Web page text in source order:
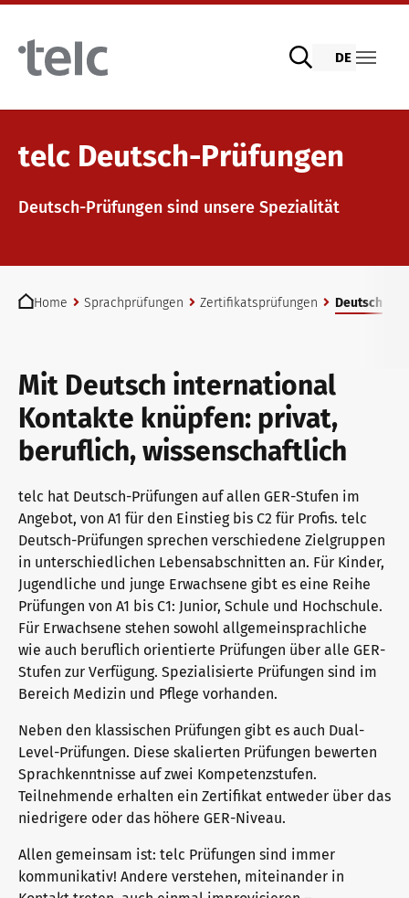
Skip to main content
Sprachprüfungen
telc Prüfungen digital mit DIGItelc 2.0
Zertifikatsprüfungen
telc Prüfungen in Bad Homburg
telc Prüfungszentrum werden
Prüfungszentrum finden
Einstufungstest
Infos für Prüfungszentren
telc Zertifikate DIGITAL
Warum telc Zertifikate?
DE
telc Deutsch-Prüfungen
Deutsch-Prüfungen sind unsere Spezialität
Home
Sprachprüfungen Zertifikatsprüfungen Deutsch
Mit Deutsch international
Kontakte knüpfen: privat,
beruflich, wissenschaftlich
telc hat Deutsch-Prüfungen auf allen GER-Stufen im
Angebot, von A1 für den Einstieg bis C2 für Profis. telc
Deutsch-Prüfungen sprechen verschiedene Zielgruppen
in unterschiedlichen Lebensabschnitten an. Für Kinder,
Jugendliche und junge Erwachsene gibt es eine Reihe
Prüfungen von A1 bis C1: Junior, Schule und Hochschule.
Für Erwachsene stehen sowohl allgemeinsprachliche
wie auch beruflich orientierte Prüfungen über alle GER-
Stufen zur Verfügung. Spezialisierte Prüfungen sind im
Bereich Medizin und Pflege vorhanden.
Neben den klassischen Prüfungen gibt es auch Dual-
Level-Prüfungen. Diese skalierten Prüfungen bewerten
Sprachkenntnisse auf zwei Kompetenzstufen.
Teilnehmende erhalten ein Zertifikat entweder über das
niedrigere oder das höhere GER-Niveau.
Allen gemeinsam ist: telc Prüfungen sind immer
kommunikativ! Andere verstehen, miteinander in